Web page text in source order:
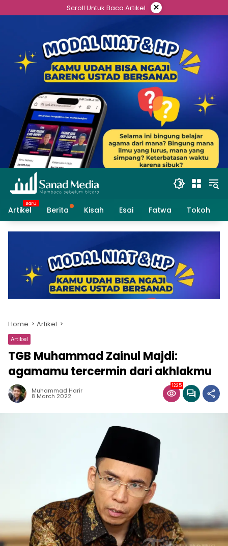
to
Scroll Untuk Baca Artikel ×
Artikel Berita Kisah Esai Fatwa Tokoh
Home Artikel
Artikel
TGB Muhammad Zainul Majdi:
agamamu tercermin dari akhlakmu
Muhammad Harir
8 March 2022
1225